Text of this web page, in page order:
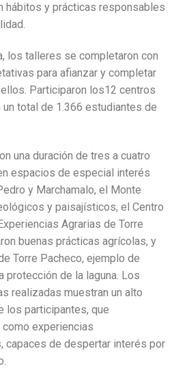
hábitos y prácticas responsables
los talleres se completaron con
para afianzar y completar
Participaron los12 centros
total de 1.366 estudiantes de
una duración de tres a cuatro
espacios de especial interés
y Marchamalo, el Monte
y paisajísticos, el Centro
Agrarias de Torre
buenas prácticas agrícolas, y
Torre Pacheco, ejemplo de
protección de la laguna. Los
realizadas muestran un alto
los participantes, que
experiencias
capaces de despertar interés por